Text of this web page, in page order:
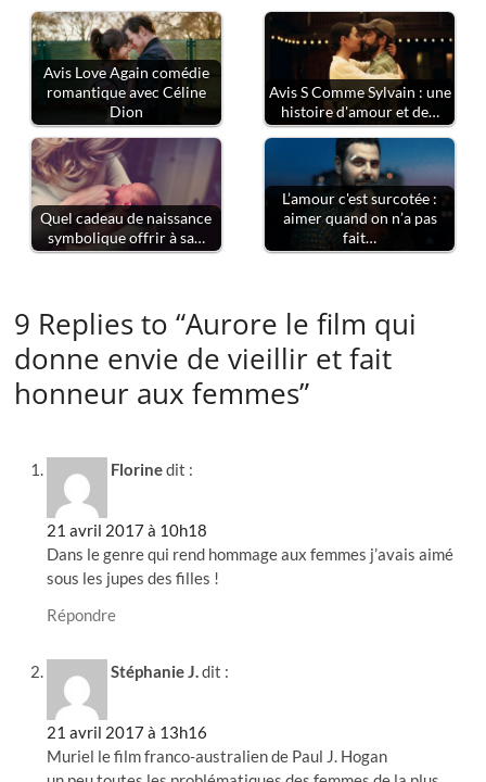
Avis Love Again comédie
romantique avec Céline
Dion
Avis S Comme Sylvain : une
histoire d'amour et de…
Quel cadeau de naissance
symbolique offrir à sa…
L’amour c'est surcotée :
aimer quand on n’a pas
fait…
9 Replies to “Aurore le film qui
donne envie de vieillir et fait
honneur aux femmes”
Florinedit :
21 avril 2017 à 10h18
Dans le genre qui rend hommage aux femmes j’avais aimé
sous les jupes des filles !
Répondre
Stéphanie J.dit :
21 avril 2017 à 13h16
Muriel le film franco-australien de Paul J. Hogan